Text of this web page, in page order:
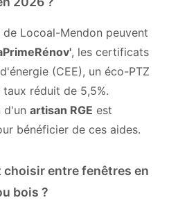
de Locoal-Mendon peuvent
, les certificats
(CEE), un éco-PTZ
taux réduit de 5,5%.
d'un artisan RGE est
bénéficier de ces aides.
choisir entre fenêtres en
bois ?